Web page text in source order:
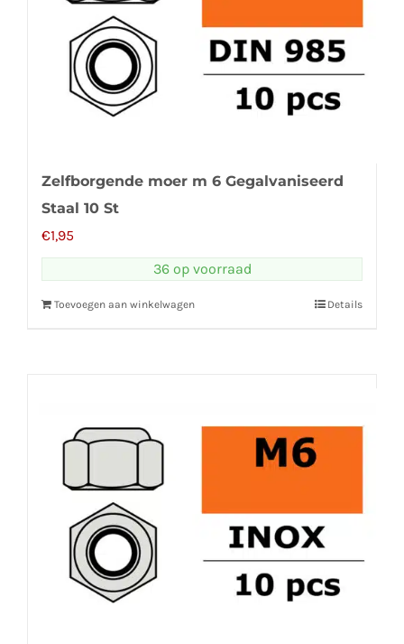
Zelfborgende moer m 6 Gegalvaniseerd
Staal 10 St
€1,95
36 op voorraad
Toevoegen aan winkelwagen Details